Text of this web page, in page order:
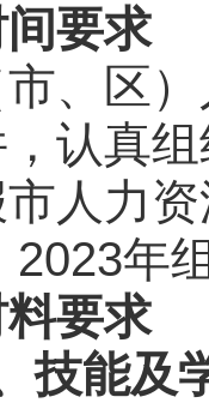
间要求
区）
认真
人力
年组
料要求
技能及